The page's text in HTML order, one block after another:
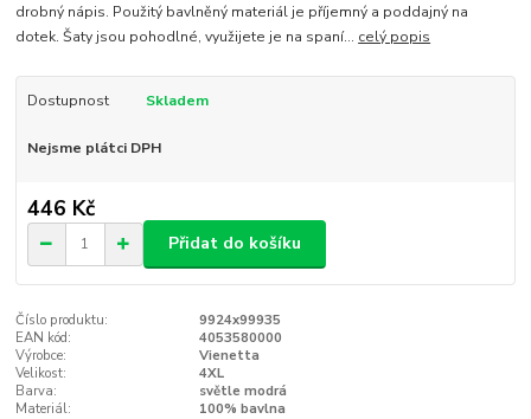
drobný nápis. Použitý bavlněný materiál je příjemný a poddajný na
dotek. Šaty jsou pohodlné, využijete je na spaní... celý popis
Dostupnost Skladem
Nejsme plátci DPH
446 Kč
Přidat do košíku
Číslo produktu:
9924x99935
EAN kód:
4053580000
Výrobce:
Vienetta
Velikost:
4XL
Barva:
světle modrá
Materiál:
100% bavlna